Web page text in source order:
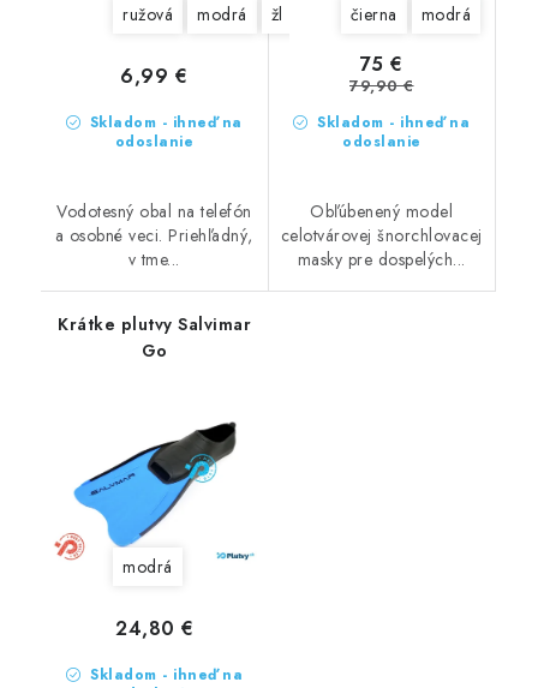
ružová modrá žltá zelená
Skladom - ihneď na
odoslanie
6,99 €
Vodotesný obal na telefón
a osobné veci. Priehľadný,
v tme...
čierna modrá
Skladom - ihneď na
odoslanie
75 €
79,90 €
Obľúbenený model
celotvárovej šnorchlovacej
masky pre dospelých...
Krátke plutvy Salvimar
Go
modrá
Skladom - ihneď na
24,80 €